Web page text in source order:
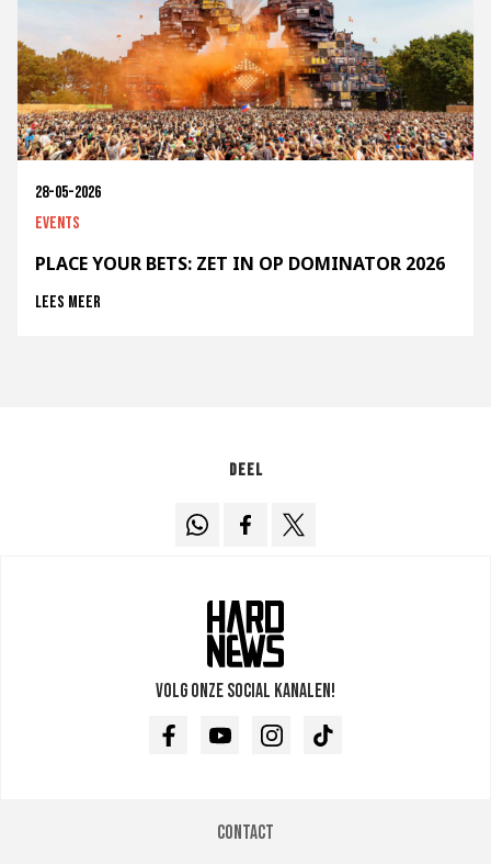
28-05-2026
Events
PLACE YOUR BETS: ZET IN OP DOMINATOR 2026
Lees meer
Deel
Volg onze social kanalen!
FacebookYoutubeInstagramTikTok
Contact